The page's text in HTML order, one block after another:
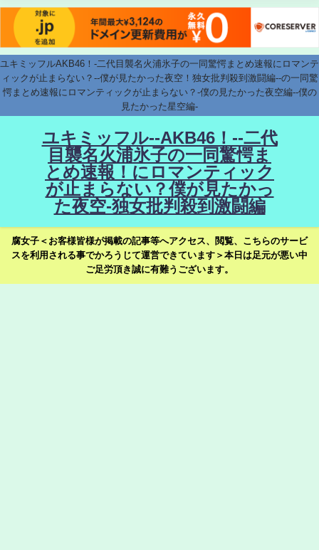
ユキミッフルAKB46！-二代目襲名火浦氷子の一同驚愕まとめ速報にロマンテ
ィックが止まらない？--僕が見たかった夜空！独女批判殺到激闘編--の一同驚
愕まとめ速報にロマンティックが止まらない？-僕の見たかった夜空編--僕の
見たかった星空編-
ユキミッフル--AKB46！--二代
目襲名火浦氷子の一同驚愕ま
とめ速報！にロマンティック
が止まらない？僕が見たかっ
た夜空-独女批判殺到激闘編
腐女子＜お客様皆様が掲載の記事等へアクセス、閲覧、こちらのサービ
スを利用される事でかろうじて運営できています＞本日は足元が悪い中
ご足労頂き誠に有難うございます。